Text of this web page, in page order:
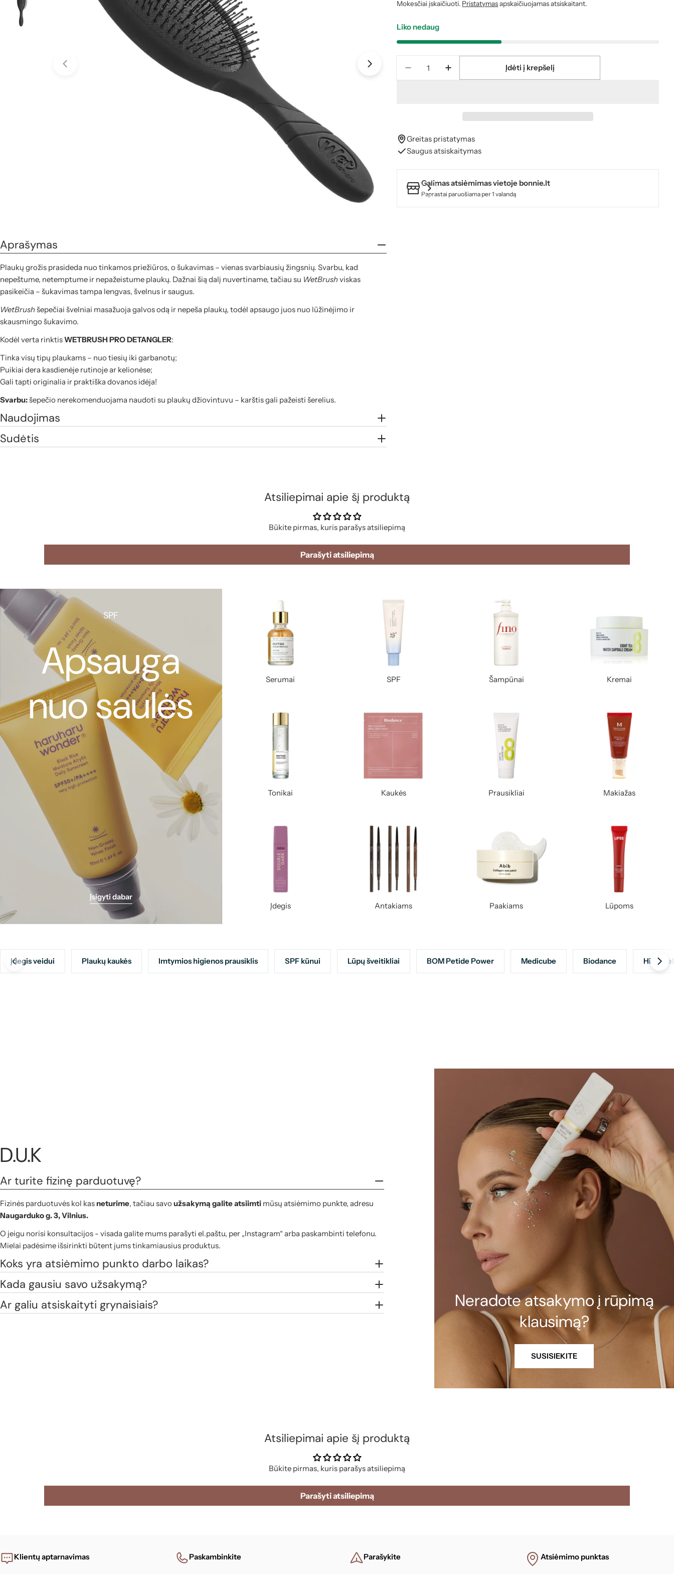
Atidaryti mediją 0 modaliniame lange Atidaryti mediją 1 modaliniame lange
Aprašymas
Plaukų grožis prasideda nuo tinkamos priežiūros, o šukavimas – vienas svarbiausių žingsnių. Svarbu, kad
nepeštume, netemptume ir nepažeistume plaukų. Dažnai šią dalį nuvertiname, tačiau su WetBrushviskas
pasikeičia – šukavimas tampa lengvas, švelnus ir saugus.
WetBrushšepečiai švelniai masažuoja galvos odą ir nepeša plaukų, todėl apsaugo juos nuo lūžinėjimo ir
skausmingo šukavimo.
Kodėl verta rinktisWETBRUSH PRO DETANGLER:
Tinka visų tipų plaukams – nuo tiesių iki garbanotų;
Puikiai dera kasdienėje rutinoje ar kelionėse;
Gali tapti originalia ir praktiška dovanos idėja!
Svarbu:šepečio nerekomenduojama naudoti su plaukų džiovintuvu – karštis gali pažeisti šerelius.
Naudojimas
Sudėtis
kaina
Mokesčiai įskaičiuoti. Pristatymasapskaičiuojamas atsiskaitant.
Liko nedaug
Sumažinti kiekį produktui Wetbrush PRO Detangler - plaukų
Padidinti kiekį produktui Wetbrush PRO Detangler -
Įdėti į krepšelį
Greitas pristatymas
Saugus atsiskaitymas
Galimas atsiėmimas vietoje bonnie.lt
Paprastai paruošiama per 1 valandą
Atsiliepimai apie šį produktą
Būkite pirmas, kuris parašys atsiliepimą
Parašyti atsiliepimą
SPF
Apsauga
nuo saulės
Įsigyti dabar
Serumai SPF Šampūnai Kremai
Tonikai Kaukės Prausikliai Makiažas
Įdegis Antakiams Paakiams Lūpoms
Įdegis veidui Plaukų kaukės Imtymios higienos prausiklis SPF kūnui Lūpų šveitikliai BOM Petide Power Medicube Biodance
Neradote atsakymo į rūpimą
klausimą?
SUSISIEKITE
D.U.K
Ar turite fizinę parduotuvę?
Fizinės parduotuvės kol kas neturime, tačiau savoužsakymą galite atsiimti mūsų atsiėmimo punkte, adresu
Naugarduko g. 3, Vilnius.
O jeigu norisi konsultacijos - visada galite mums parašyti el.paštu, per „Instagram“ arba paskambinti telefonu.
Mielai padėsime išsirinkti būtent jums tinkamiausius produktus.
Koks yra atsiėmimo punkto darbo laikas?
Kada gausiu savo užsakymą?
Ar galiu atsiskaityti grynaisiais?
Atsiliepimai apie šį produktą
Būkite pirmas, kuris parašys atsiliepimą
Parašyti atsiliepimą
Klientų aptarnavimas Paskambinkite Parašykite Atsiėmimo punktas